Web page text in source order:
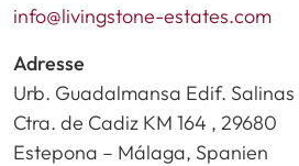
info@livingstone-estates.com
Adresse
Urb. Guadalmansa Edif. Salinas
Ctra. de Cadiz KM 164 , 29680
Estepona – Málaga, Spanien